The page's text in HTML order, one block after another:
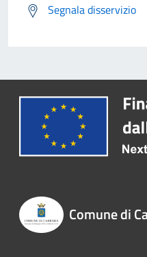
Segnala disservizio
Comune di